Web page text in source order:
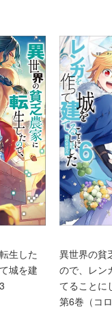
生した
城を建
異世界の貧
ので、レン
てることに
第6巻（コ